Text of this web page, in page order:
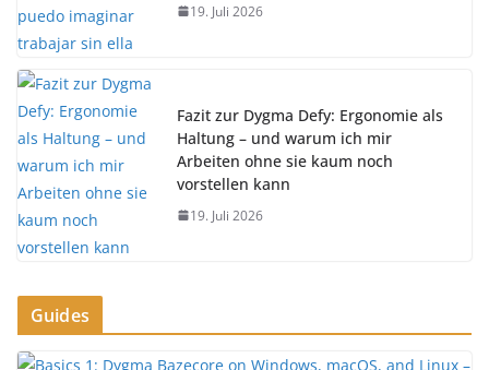
19. Juli 2026
Fazit zur Dygma Defy: Ergonomie als
Haltung – und warum ich mir
Arbeiten ohne sie kaum noch
vorstellen kann
19. Juli 2026
Guides